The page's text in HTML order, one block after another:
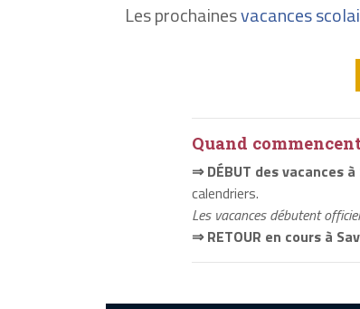
Les prochainesvacances
Quand
⇒ DÉBUT des vacances
calendriers.
Les vacances débutent
⇒ RETOUR en cours à